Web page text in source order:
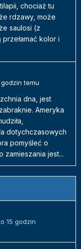
chociaż tu
rdzawy, może
saulosi (z
kolor i
godzin temu
dna, jest
Ameryka
dotychczasowych
pomyśleć o
zamieszania jest...
15 godzin